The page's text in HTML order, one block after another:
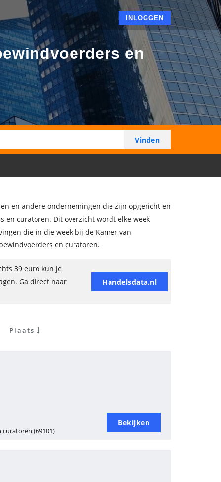
INLOGGEN
en
en andere ondernemingen die zijn opgericht en
en curatoren. Dit overzicht wordt elke week
die in die week bij de Kamer van
en curatoren.
39 euro kun je
Ga direct naar
Handelsdata.nl
Plaats
(69101)
Bekijken